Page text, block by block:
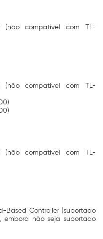
(não compatível com TL-
(não compatível com TL-
(não compatível com TL-
Based Controller (suportado
embora não seja suportado